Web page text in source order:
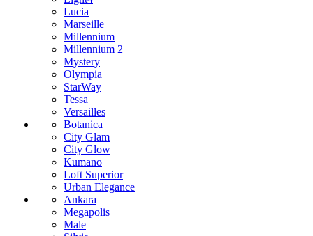
Lucia
Marseille
Millennium
Millennium 2
Mystery
Olympia
StarWay
Tessa
Versailles
Botanica
City Glam
City Glow
Kumano
Loft Superior
Urban Elegance
Ankara
Megapolis
Male